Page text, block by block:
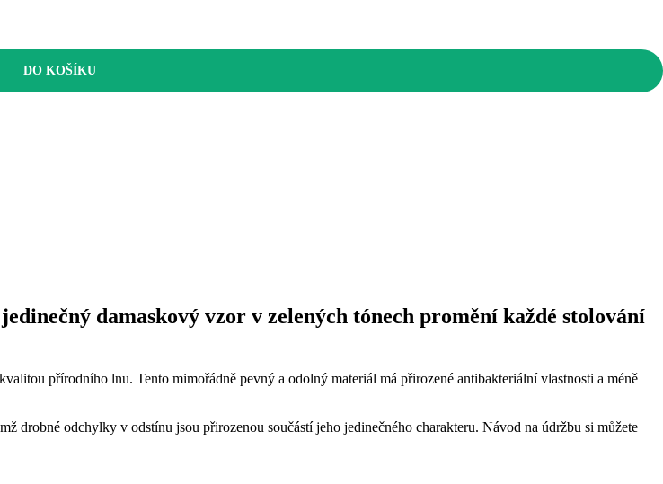
DO KOŠÍKU
damaskový vzor v zelených tónech promění každé stolování
přírodního lnu. Tento mimořádně pevný a odolný materiál má přirozené antibakteriální vlastnosti a méně
odchylky v odstínu jsou přirozenou součástí jeho jedinečného charakteru. Návod na údržbu si můžete